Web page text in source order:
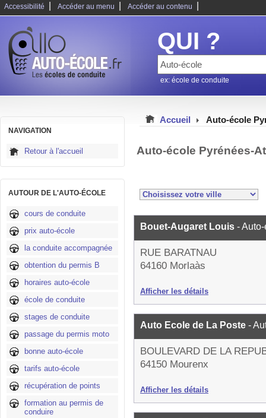
Accessibilité Accéder au menu Accéder au contenu
QUI ?
ex: école de conduite
NAVIGATION
Retour à l'accueil
AUTOUR DE L'AUTO-ÉCOLE
cours de conduite
prix auto-école
la conduite accompagnée
obtention du permis B
horaires auto-école
école de conduite
stages de conduite
passage du permis moto
bonne auto-école
tarifs auto-école
récupération de points
formation au permis de
conduire
Accueil Auto-école
Auto-école Pyrénées-
Bouet-Augaret Louis -
RUE BARATNAU
64160 Morlaàs
Afficher les détails
Auto Ecole de La Poste -
BOULEVARD DE LA
64150 Mourenx
Afficher les détails